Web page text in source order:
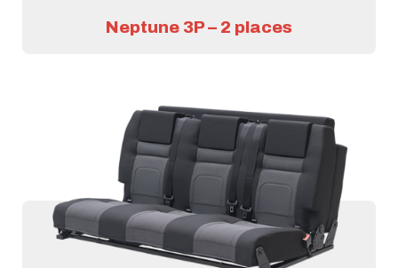
Neptune 3P – 2 places